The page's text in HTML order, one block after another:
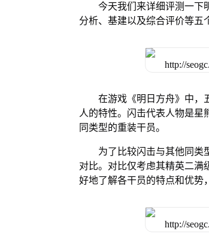
今天我们来详细评测一
分析、基建以及综合评价等五
在游戏《明日方舟》中，
人的特性。闪击代表人物是星
同类型的重装干员。
为了比较闪击与其他同类
对比。对比仅考虑其精英二满
好地了解各干员的特点和优势